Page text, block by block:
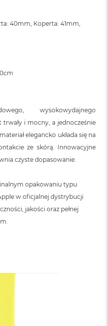
40mm, Koperta: 41mm,
wysokowydajnego
i mocny, a jednocześnie
elegancko układa się na
ze skórą. Innowacyjne
czyste dopasowanie.
opakowaniu typu
w oficjalnej dystrybucji
jakości oraz pełnej